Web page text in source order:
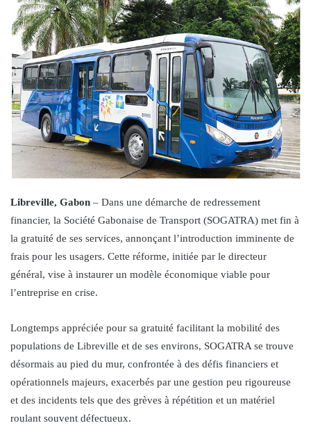
Libreville, Gabon – Dans une démarche de redressement
financier, la Société Gabonaise de Transport (SOGATRA) met fin à
la gratuité de ses services, annonçant l’introduction imminente de
frais pour les usagers. Cette réforme, initiée par le directeur
général, vise à instaurer un modèle économique viable pour
l’entreprise en crise.
Longtemps appréciée pour sa gratuité facilitant la mobilité des
populations de Libreville et de ses environs, SOGATRA se trouve
désormais au pied du mur, confrontée à des défis financiers et
opérationnels majeurs, exacerbés par une gestion peu rigoureuse
et des incidents tels que des grèves à répétition et un matériel
roulant souvent défectueux.